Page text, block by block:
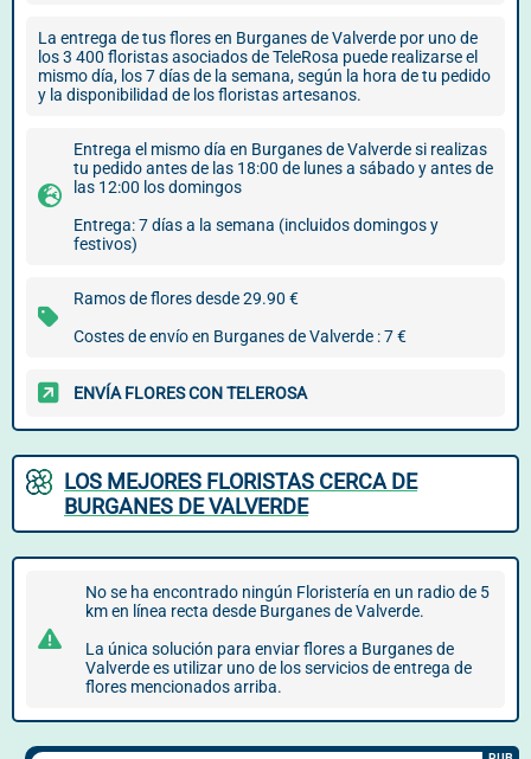
La entrega de tus flores en Burganes de Valverde por uno de
los 3 400 floristas asociados de TeleRosa puede realizarse el
mismo día, los 7 días de la semana, según la hora de tu pedido
y la disponibilidad de los floristas artesanos.
Entrega el mismo día en Burganes de Valverde si realizas
tu pedido antes de las 18:00 de lunes a sábado y antes de
las 12:00 los domingos
Entrega: 7 días a la semana (incluidos domingos y
festivos)
Ramos de flores desde 29.90 €
Costes de envío en Burganes de Valverde : 7 €
ENVÍA FLORES CON TELEROSA
LOS MEJORES FLORISTAS CERCA DE
BURGANES DE VALVERDE
No se ha encontrado ningún Floristería en un radio de 5
km en línea recta desde Burganes de Valverde.
La única solución para enviar flores a Burganes de
Valverde es utilizar uno de los servicios de entrega de
flores mencionados arriba.